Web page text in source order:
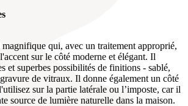
qui, avec un traitement approprié,
sur le côté moderne et élégant. Il
et superbes possibilités de finitions - sablé,
de vitraux. Il donne également un côté
sur la partie latérale ou l’imposte, car il
source de lumière naturelle dans la maison.